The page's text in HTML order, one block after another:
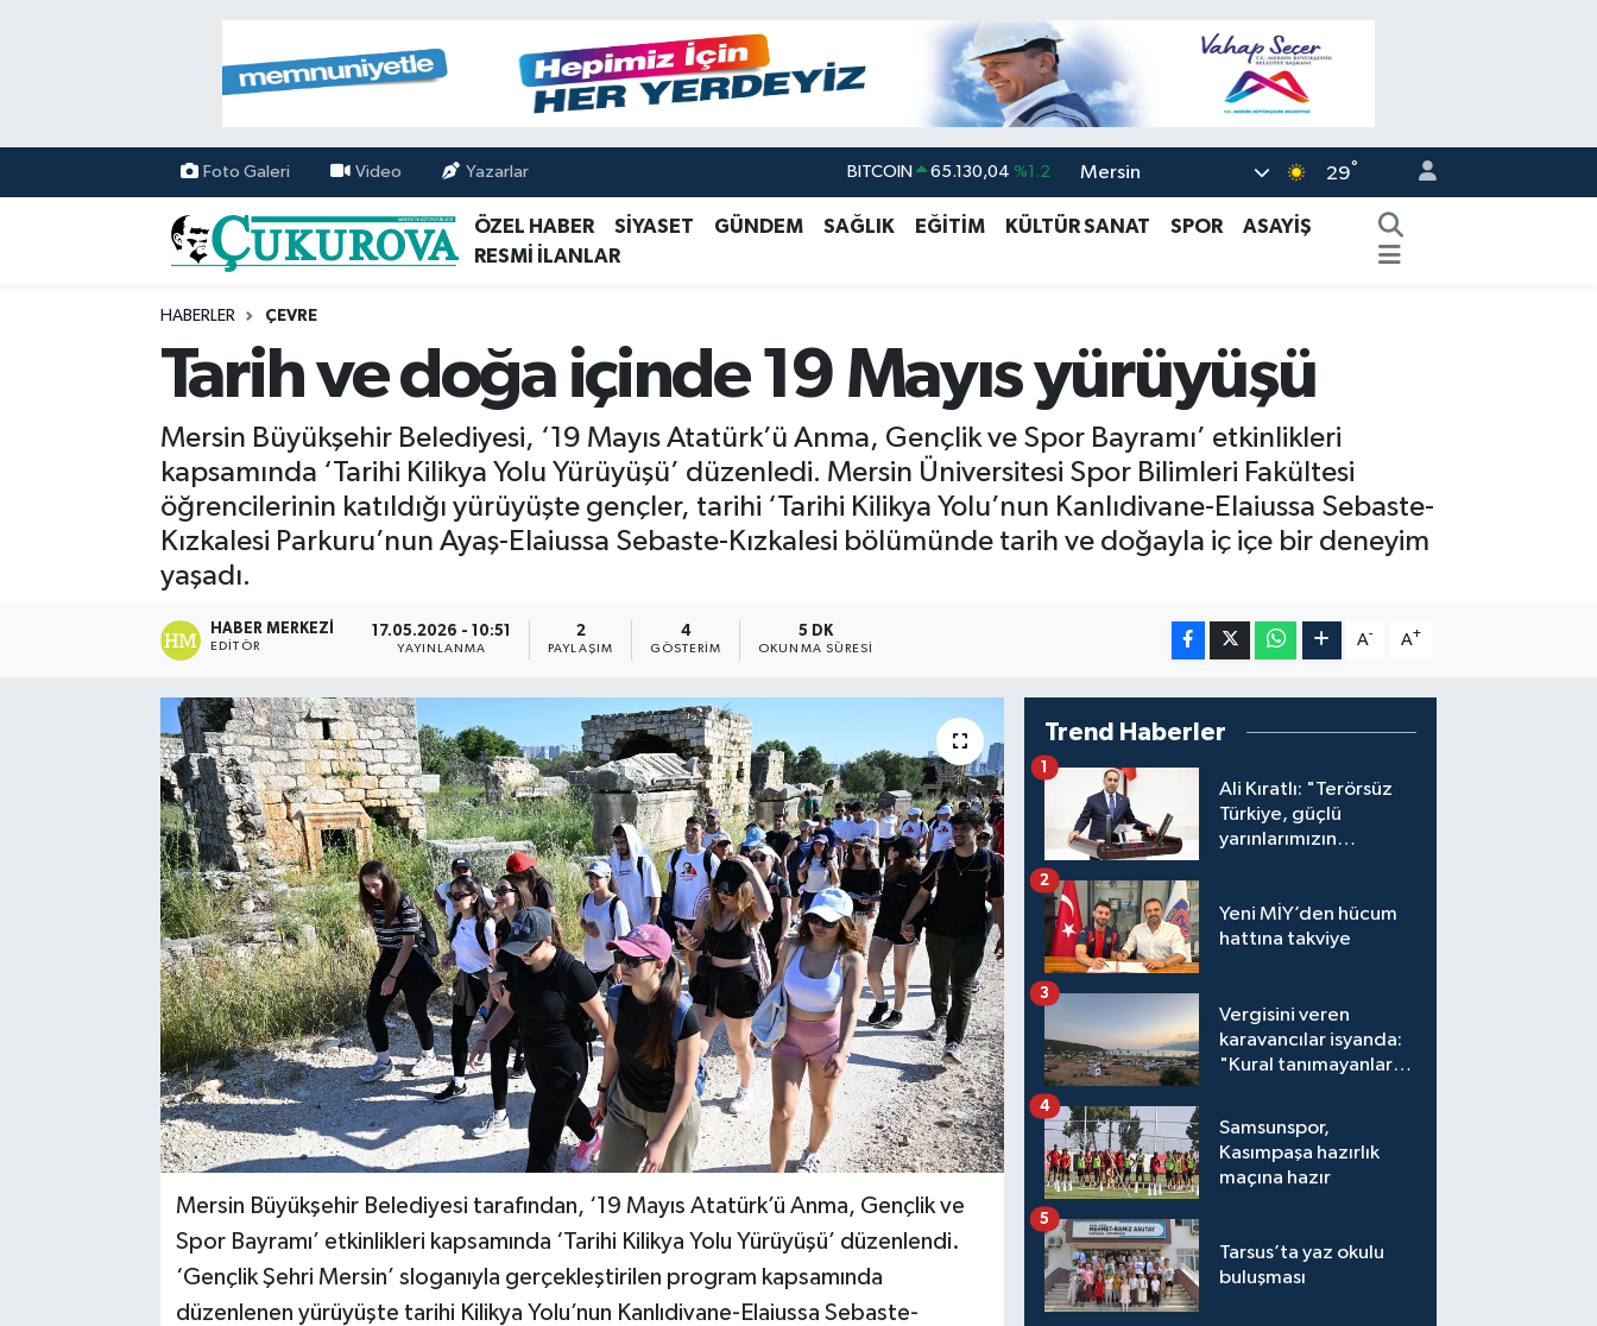
Foto Galeri Video Yazarlar DOLAR 47,7106 %0.17
EURO 55,1652 %0.27
BITCOIN 65.130,04 %1.2
Mersin 29°
ÖZEL HABER SİYASET GÜNDEM SAĞLIK EĞİTİM KÜLTÜR SANAT SPOR
ASAYİŞ
RESMİ İLANLAR
HABERLER ÇEVRE
Tarih ve doğa içinde 19 Mayıs yürüyüşü
Mersin Büyükşehir Belediyesi, ‘19 Mayıs Atatürk’ü Anma, Gençlik ve Spor Bayramı’ etkinlikleri
kapsamında ‘Tarihi Kilikya Yolu Yürüyüşü’ düzenledi. Mersin Üniversitesi Spor Bilimleri Fakültesi
öğrencilerinin katıldığı yürüyüşte gençler, tarihi ‘Tarihi Kilikya Yolu’nun Kanlıdivane-Elaiussa Sebaste-
Kızkalesi Parkuru’nun Ayaş-Elaiussa Sebaste-Kızkalesi bölümünde tarih ve doğayla iç içe bir deneyim
yaşadı.
HABER MERKEZI
EDITÖR
17.05.2026 - 10:51
YAYINLANMA
2
PAYLAŞIM
4
GÖSTERIM
5 DK
OKUNMA SÜRESI
A- A+
Mersin Büyükşehir Belediyesi tarafından, ‘19 Mayıs Atatürk’ü Anma, Gençlik ve
Spor Bayramı’ etkinlikleri kapsamında ‘Tarihi Kilikya Yolu Yürüyüşü’ düzenlendi.
‘Gençlik Şehri Mersin’ sloganıyla gerçekleştirilen program kapsamında
düzenlenen yürüyüşte tarihi Kilikya Yolu’nun Kanlıdivane-Elaiussa Sebaste-
Trend Haberler
Ali Kıratlı: "Terörsüz
Türkiye, güçlü
yarınlarımızın
1
Yeni MİY’den hücum
hattına takviye
2
Vergisini veren
karavancılar isyanda:
"Kural tanımayanlar
3
Samsunspor,
Kasımpaşa hazırlık
maçına hazır
4
Tarsus’ta yaz okulu
buluşması
5
Mersin Nöbetçi Eczaneler
Mersin Hava Durumu
Mersin Namaz Vakitleri
Mersin Trafik Yoğunluk Haritası
Tüm Manşetler
Son Dakika Haberleri
Haber Arşivi